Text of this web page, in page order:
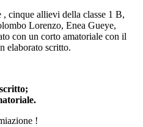
cinque allievi della classe 1 B,
Lorenzo, Enea Gueye,
con un corto amatoriale con il
elaborato scritto.
!